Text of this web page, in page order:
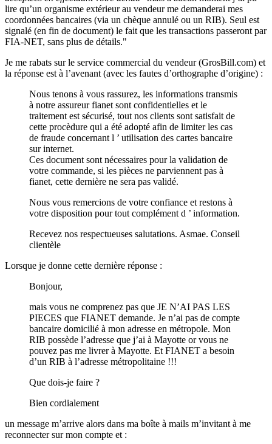
lire qu’un organisme extérieur au vendeur me demanderai mes
coordonnées bancaires (via un chèque annulé ou un RIB). Seul est
signalé (en fin de document) le fait que les transactions passeront par
FIA-NET, sans plus de détails."
Je me rabats sur le service commercial du vendeur (GrosBill.com) et
la réponse est à l’avenant (avec les fautes d’orthographe d’origine) :
Nous tenons à vous rassurez, les informations transmis
à notre assureur fianet sont confidentielles et le
traitement est sécurisé, tout nos clients sont satisfait de
cette procèdure qui a été adopté afin de limiter les cas
de fraude concernant l ’ utilisation des cartes bancaire
sur internet.
Ces document sont nécessaires pour la validation de
votre commande, si les pièces ne parviennent pas à
fianet, cette dernière ne sera pas validé.
Nous vous remercions de votre confiance et restons à
votre disposition pour tout complément d ’ information.
Recevez nos respectueuses salutations. Asmae. Conseil
clientèle
Lorsque je donne cette dernière réponse :
Bonjour,
mais vous ne comprenez pas que JE N’AI PAS LES
PIECES que FIANET demande. Je n’ai pas de compte
bancaire domicilié à mon adresse en métropole. Mon
RIB possède l’adresse que j’ai à Mayotte or vous ne
pouvez pas me livrer à Mayotte. Et FIANET a besoin
d’un RIB à l’adresse métropolitaine !!!
Que dois-je faire ?
Bien cordialement
un message m’arrive alors dans ma boîte à mails m’invitant à me
reconnecter sur mon compte et :